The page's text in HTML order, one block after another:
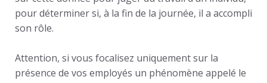
pour déterminer si, à la fin de la journée, il a accompli
son rôle.
Attention, si vous focalisez uniquement sur la
présence de vos employés un phénomène appelé le